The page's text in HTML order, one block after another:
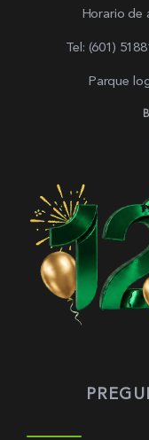
Horario de
Tel: (601)
Parque